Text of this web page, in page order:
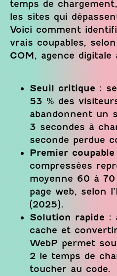
temps de
les sites qui
Voici comment
vrais coupables,
COM, agence digitale
Seuil critique :
53 % des
abandonnent un
3 secondes à
seconde perdue
Premier coupable
compressées
moyenne 60 à 70
page web, selon
(2025).
Solution rapide :
cache et
WebP permet
2 le temps de
toucher au code.